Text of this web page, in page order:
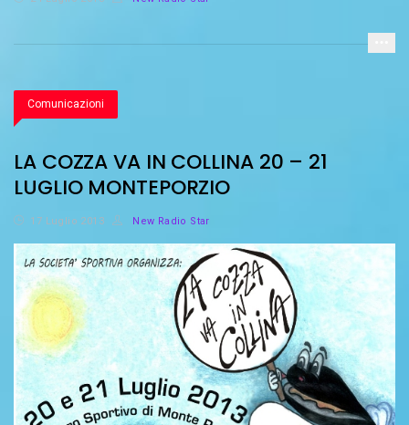
Comunicazioni
LA COZZA VA IN COLLINA 20 – 21
LUGLIO MONTEPORZIO
17 Luglio 2013 New Radio Star